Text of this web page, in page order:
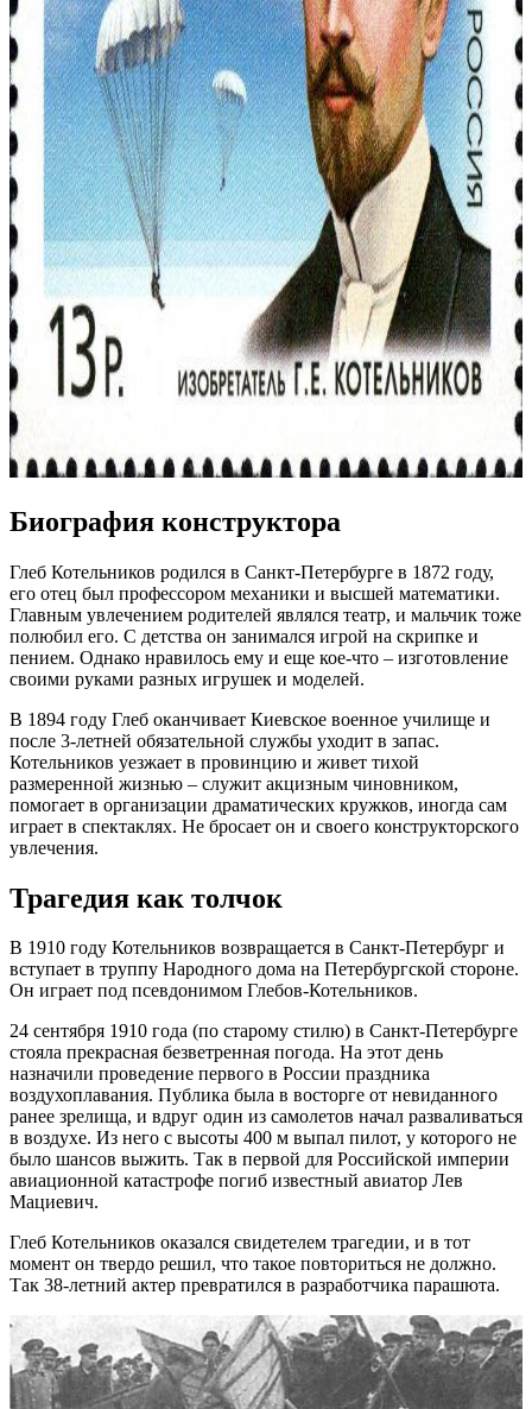
Биография конструктора
Глеб Котельников родился в Санкт-Петербурге в 1872 году,
его отец был профессором механики и высшей математики.
Главным увлечением родителей являлся театр, и мальчик тоже
полюбил его. С детства он занимался игрой на скрипке и
пением. Однако нравилось ему и еще кое-что – изготовление
своими руками разных игрушек и моделей.
В 1894 году Глеб оканчивает Киевское военное училище и
после 3-летней обязательной службы уходит в запас.
Котельников уезжает в провинцию и живет тихой
размеренной жизнью – служит акцизным чиновником,
помогает в организации драматических кружков, иногда сам
играет в спектаклях. Не бросает он и своего конструкторского
увлечения.
Трагедия как толчок
В 1910 году Котельников возвращается в Санкт-Петербург и
вступает в труппу Народного дома на Петербургской стороне.
Он играет под псевдонимом Глебов-Котельников.
24 сентября 1910 года (по старому стилю) в Санкт-Петербурге
стояла прекрасная безветренная погода. На этот день
назначили проведение первого в России праздника
воздухоплавания. Публика была в восторге от невиданного
ранее зрелища, и вдруг один из самолетов начал разваливаться
в воздухе. Из него с высоты 400 м выпал пилот, у которого не
было шансов выжить. Так в первой для Российской империи
авиационной катастрофе погиб известный авиатор Лев
Мациевич.
Глеб Котельников оказался свидетелем трагедии, и в тот
момент он твердо решил, что такое повториться не должно.
Так 38-летний актер превратился в разработчика парашюта.